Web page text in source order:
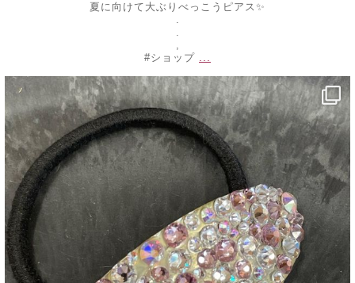
夏に向けて大ぶりべっこうピアス✨
.
.
,
#ショップ ...
decojewelrymahalo
7月 4